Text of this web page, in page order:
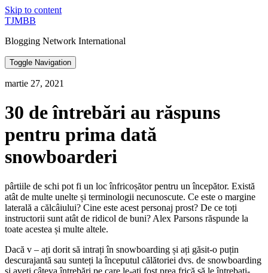
Skip to content
TJMBB
Blogging Network International
Toggle Navigation
martie 27, 2021
30 de întrebări au răspuns
pentru prima dată
snowboarderi
pârtiile de schi pot fi un loc înfricoșător pentru un începător. Există
atât de multe unelte și terminologii necunoscute. Ce este o margine
laterală a călcâiului? Cine este acest personaj prost? De ce toți
instructorii sunt atât de ridicol de buni? Alex Parsons răspunde la
toate acestea și multe altele.
Dacă v – ați dorit să intrați în snowboarding și ați găsit-o puțin
descurajantă sau sunteți la începutul călătoriei dvs. de snowboarding
și aveți câteva întrebări pe care le-ați fost prea frică să le întrebați-